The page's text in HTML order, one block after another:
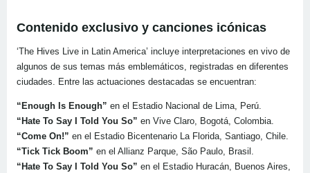
Contenido exclusivo y canciones icónicas
‘The Hives Live in Latin America’ incluye interpretaciones en vivo de
algunos de sus temas más emblemáticos, registradas en diferentes
ciudades. Entre las actuaciones destacadas se encuentran:
“Enough Is Enough” en el Estadio Nacional de Lima, Perú.
“Hate To Say I Told You So” en Vive Claro, Bogotá, Colombia.
“Come On!” en el Estadio Bicentenario La Florida, Santiago, Chile.
“Tick Tick Boom” en el Allianz Parque, São Paulo, Brasil.
“Hate To Say I Told You So” en el Estadio Huracán, Buenos Aires,